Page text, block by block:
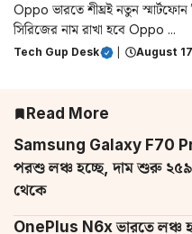
Oppo ভারতে শীঘ্রই নতুন
সিরিজের নাম রাখা হবে Oppo ...
Tech Gup Desk August
Read More
Samsung Galaxy F70
পরশু লঞ্চ হচ্ছে, দাম শুরু
থেকে
OnePlus N6x ভারতে লঞ্চ